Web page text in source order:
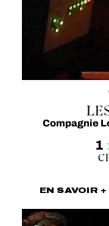
Compagnie
1
EN SAVOIR +